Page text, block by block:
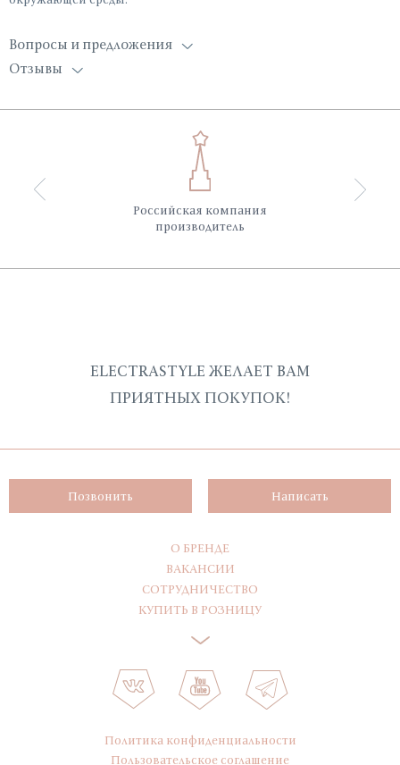
Вопросы и предложения
Отзывы
Российская компания
производитель
ELECTRASTYLE ЖЕЛАЕТ ВАМ
ПРИЯТНЫХ ПОКУПОК!
Позвонить Написать
О БРЕНДЕ
ВАКАНСИИ
СОТРУДНИЧЕСТВО
КУПИТЬ В РОЗНИЦУ
Политика конфиденциальности
Пользовательское соглашение